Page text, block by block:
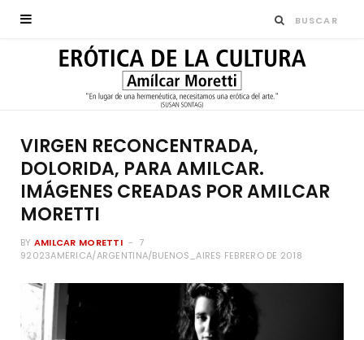
VIRGEN RECONCENTRADA,
DOLORIDA, PARA AMILCAR.
IMÁGENES CREADAS POR AMILCAR
MORETTI
BY AMILCAR MORETTI
7
92023AMERICA/ARGENTINA/BUENOS_AIRES FEBRERO DE 2018